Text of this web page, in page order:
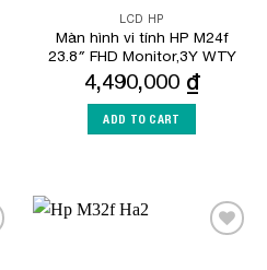
LCD HP
Màn hình vi tính HP M24f
23.8″ FHD Monitor,3Y WTY
4,490,000 ₫
ADD TO CART